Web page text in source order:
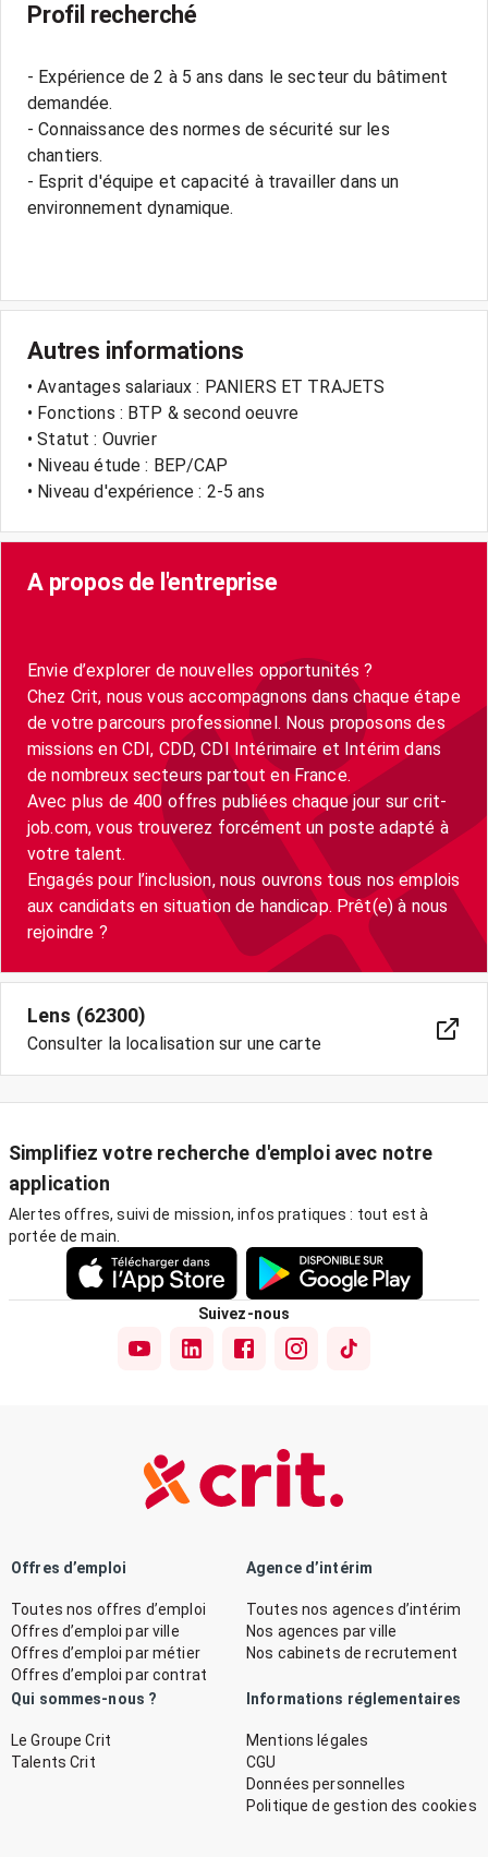
Profil recherché
- Expérience de 2 à 5 ans dans le secteur du bâtiment
demandée.
- Connaissance des normes de sécurité sur les
chantiers.
- Esprit d'équipe et capacité à travailler dans un
environnement dynamique.
Autres informations
• Avantages salariaux : PANIERS ET TRAJETS
• Fonctions : BTP & second oeuvre
• Statut : Ouvrier
• Niveau étude : BEP/CAP
• Niveau d'expérience : 2-5 ans
A propos de l'entreprise
Envie d’explorer de nouvelles opportunités ?
Chez Crit, nous vous accompagnons dans chaque étape
de votre parcours professionnel. Nous proposons des
missions en CDI, CDD, CDI Intérimaire et Intérim dans
de nombreux secteurs partout en France.
Avec plus de 400 offres publiées chaque jour sur crit-
job.com, vous trouverez forcément un poste adapté à
votre talent.
Engagés pour l’inclusion, nous ouvrons tous nos emplois
aux candidats en situation de handicap. Prêt(e) à nous
Lens (62300)
Consulter la localisation sur une carte
Simplifiez votre recherche d'emploi avec notre
application
Alertes offres, suivi de mission, infos pratiques : tout est à
portée de main.
Suivez-nous
Offres d’emploi
Toutes nos offres d’emploi
Offres d’emploi par ville
Offres d’emploi par métier
Offres d’emploi par contrat
Agence d’intérim
Toutes nos agences d’intérim
Nos agences par ville
Nos cabinets de recrutement
Qui sommes-nous ?
Le Groupe Crit
Talents Crit
Informations réglementaires
Mentions légales
CGU
Données personnelles
Politique de gestion des cookies